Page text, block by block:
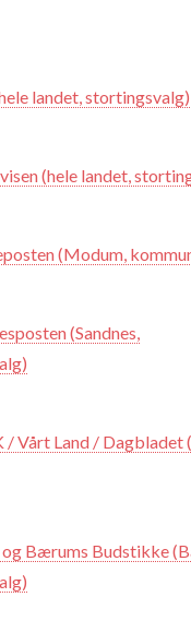
landet, stortingsvalg)
(hele landet,
(Modum,
(Sandnes,
Vårt Land / Dagbladet
og Bærums Budstikke